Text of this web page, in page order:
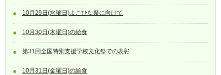
10月29日(水曜日)よこひな祭に向けて
10月30日(木曜日)の給食
第31回全国特別支援学校文化祭での表彰
10月31日(金曜日)の給食